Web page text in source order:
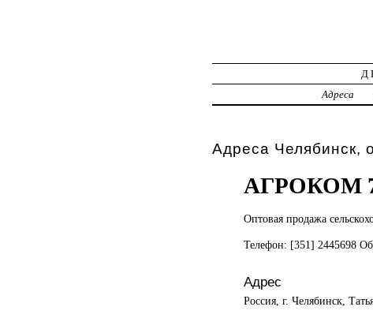
Адреса
Адреса Челябинск,
АГРОКОМ
Оптовая продажа
Телефон: [351] 2445698
Адрес
Россия, г. Челябинск,